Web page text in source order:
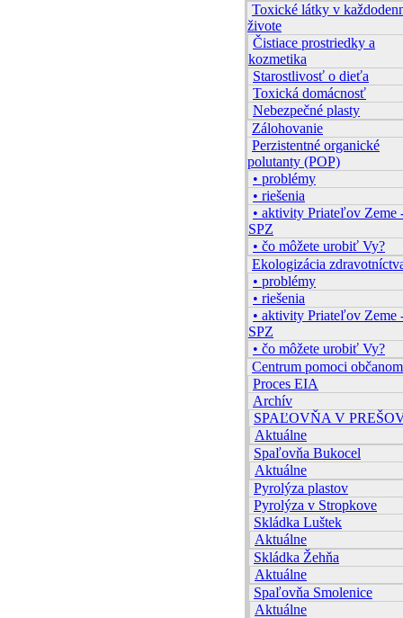
Toxické látky v
živote
Čistiace prostriedky a
kozmetika
Starostlivosť o dieťa
Toxická domácnosť
Nebezpečné plasty
Zálohovanie
Perzistentné organické
polutanty (POP)
• problémy
• riešenia
• aktivity Priateľov Zeme
SPZ
• čo môžete urobiť Vy?
Ekologizácia
• problémy
• riešenia
• aktivity Priateľov Zeme
SPZ
• čo môžete urobiť Vy?
Centrum pomoci občanom
Proces EIA
Archív
SPAĽOVŇA V
Aktuálne
Spaľovňa Bukocel
Aktuálne
Pyrolýza plastov
Pyrolýza v Stropkove
Skládka Luštek
Aktuálne
Skládka Žehňa
Aktuálne
Spaľovňa Smolenice
Aktuálne